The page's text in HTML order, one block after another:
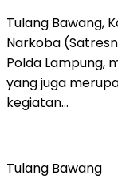
Tulang Bawang,
Narkoba
Polda Lampung,
yang juga
kegiatan…
Tulang Bawang